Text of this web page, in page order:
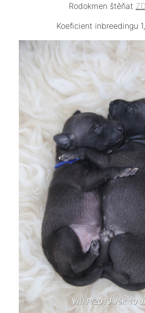
Rodokmen štěňat
Koeficient inbreedingu